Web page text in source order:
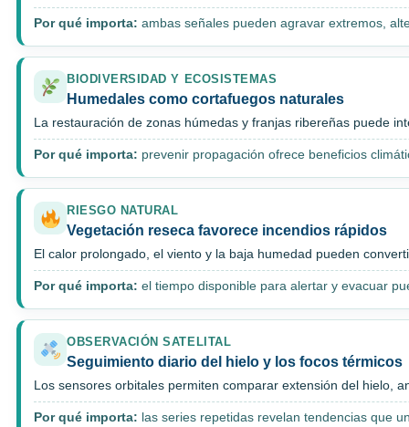
Por qué importa: ambas señales pueden agravar extremos,
BIODIVERSIDAD Y ECOSISTEMAS
Humedales como cortafuegos naturales
La restauración de zonas húmedas y franjas ribereñas puede
Por qué importa: prevenir propagación ofrece beneficios
RIESGO NATURAL
Vegetación reseca favorece incendios rápidos
El calor prolongado, el viento y la baja humedad pueden
Por qué importa: el tiempo disponible para alertar y evacuar
OBSERVACIÓN SATELITAL
Seguimiento diario del hielo y los focos térmicos
Los sensores orbitales permiten comparar extensión del hielo,
Por qué importa: las series repetidas revelan tendencias que